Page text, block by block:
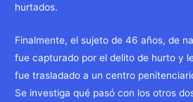
hurtados.
Finalmente, el sujeto de 46 años, de
fue capturado por el delito de hurto y
fue trasladado a un centro
Se investiga qué pasó con los otros